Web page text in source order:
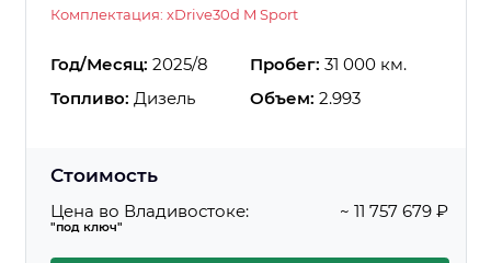
Комплектация: xDrive30d M Sport
Год/Месяц: 2025/8 Пробег: 31 000 км.
Топливо: Дизель Объем: 2.993
Стоимость
Цена во Владивостоке:
"под ключ"
~ 11 757 679 ₽